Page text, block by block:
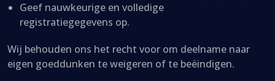
Geef nauwkeurige en volledige
registratiegegevens op.
Wij behouden ons het recht voor om deelname naar
eigen goeddunken te weigeren of te beëindigen.